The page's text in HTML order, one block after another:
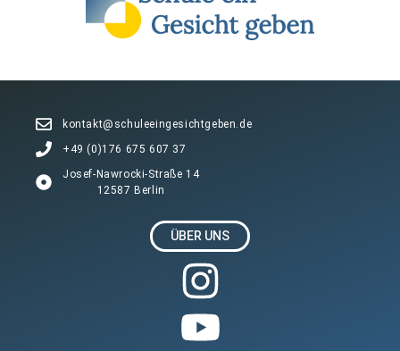
kontakt@schuleeingesichtgeben.de
+49 (0)176 675 607 37
Josef-Nawrocki-Straße 14
12587 Berlin
ÜBER UNS